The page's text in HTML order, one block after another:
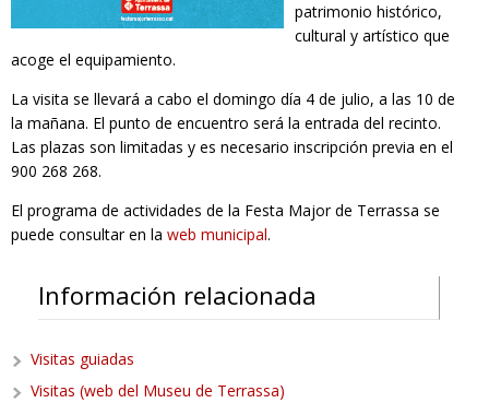
patrimonio histórico,
cultural y artístico que
acoge el equipamiento.
La visita se llevará a cabo el domingo día 4 de julio, a las 10 de
la mañana. El punto de encuentro será la entrada del recinto.
Las plazas son limitadas y es necesario inscripción previa en el
900 268 268.
El programa de actividades de la Festa Major de Terrassa se
puede consultar en la web municipal.
Información relacionada
Visitas guiadas
Visitas (web del Museu de Terrassa)